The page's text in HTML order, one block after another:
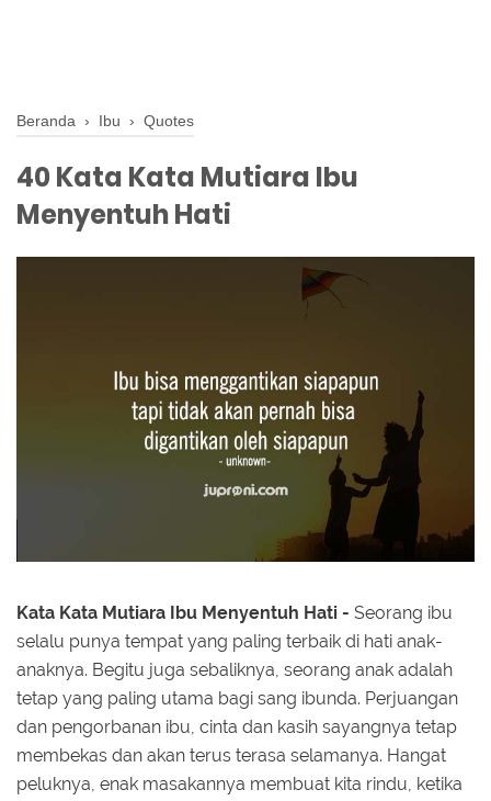
Beranda › Ibu › Quotes
40 Kata Kata Mutiara Ibu
Menyentuh Hati
Kata Kata Mutiara Ibu Menyentuh Hati - Seorang ibu
selalu punya tempat yang paling terbaik di hati anak-
anaknya. Begitu juga sebaliknya, seorang anak adalah
tetap yang paling utama bagi sang ibunda. Perjuangan
dan pengorbanan ibu, cinta dan kasih sayangnya tetap
membekas dan akan terus terasa selamanya. Hangat
peluknya, enak masakannya membuat kita rindu, ketika